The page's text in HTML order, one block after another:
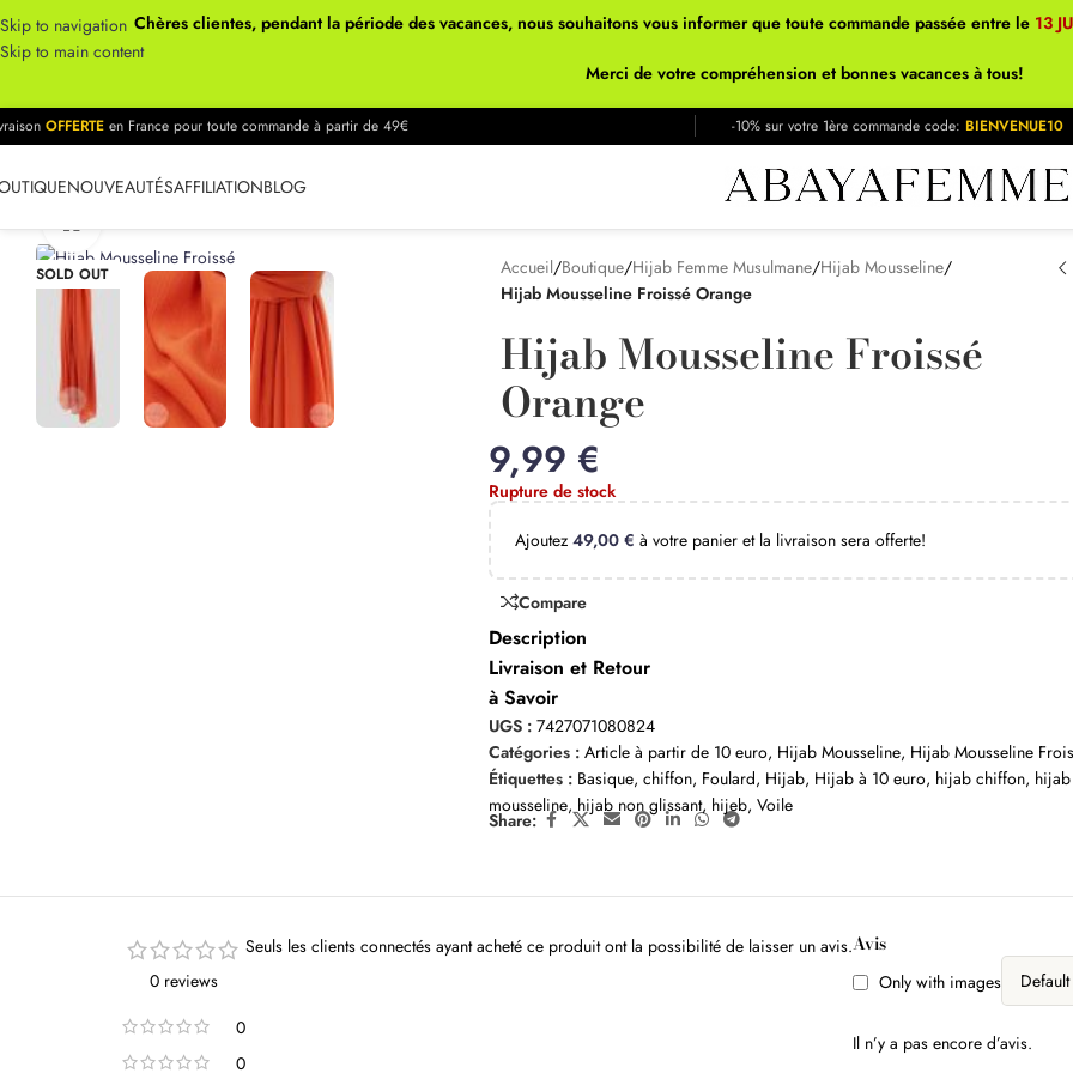
Skip to navigation
Skip to main content
Chères clientes, pendant la période des vacances, nous souhaitons vous informer que toute commande passée entre le 13
Merci de votre compréhension et bonnes vacances à tous!
OFFERTE en France pour toute commande à partir de 49€ -10% sur votre 1ère commande code: BIENVENUE10
NOUVEAUTÉSAFFILIATIONBLOG
SOLD OUT Accueil/Boutique/Hijab Femme Musulmane/Hijab Mousseline/
Hijab Mousseline Froissé Orange
Hijab Mousseline Froissé
Orange
9,99 €
Rupture de stock
Ajoutez49,00€ à votre panier et la livraison sera offerte!
Compare
Description
Livraison et Retour
à Savoir
UGS :7427071080824
Catégories : Article à partir de 10 euro, Hijab Mousseline, Hijab Mousseline
Étiquettes : Basique, chiffon, Foulard, Hijab, Hijab à 10 euro, hijab chiffon, hijab
mousseline, hijab non glissant, hijeb, Voile
Share:
0 reviews
0
0
Avis
Only with images
Il n’y a pas encore d’avis.
Seuls les clients connectés ayant acheté ce produit ont la possibilité de laisser un avis.